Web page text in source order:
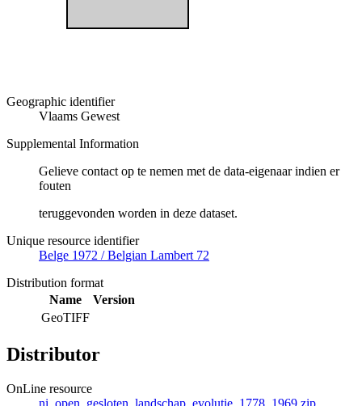
Geographic identifier
Vlaams Gewest
Supplemental Information
Gelieve contact op te nemen met de data-eigenaar indien er
fouten
teruggevonden worden in deze dataset.
Unique resource identifier
Belge 1972 / Belgian Lambert 72
Distribution format
Name
Version
GeoTIFF
Distributor
OnLine resource